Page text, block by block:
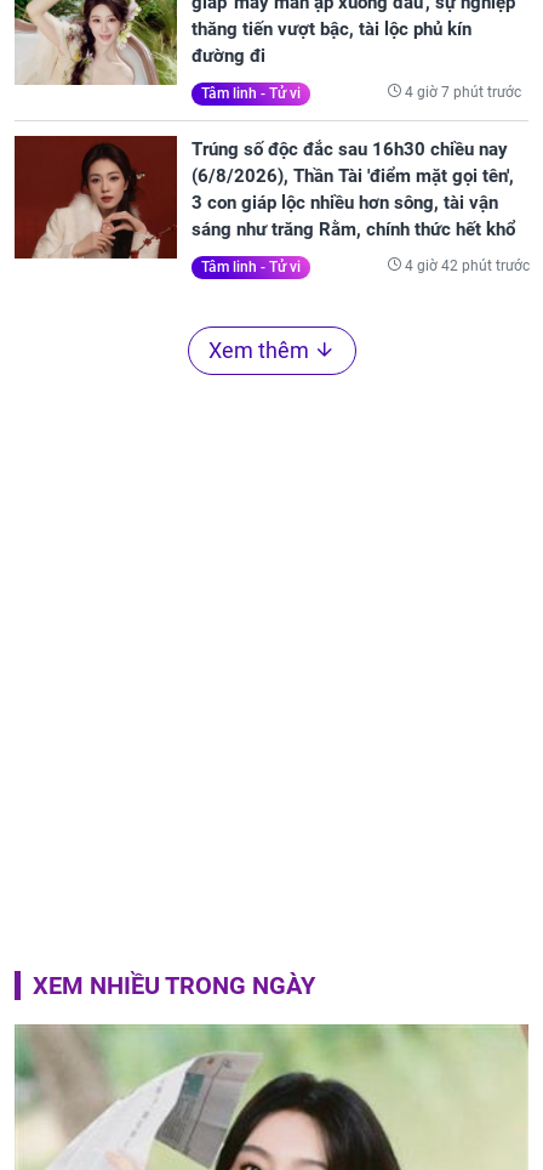
thăng tiến vượt bậc, tài lộc phủ kín
đường đi
Tâm linh - Tử vi 4 giờ 7 phút trước
Trúng số độc đắc sau 16h30 chiều nay
(6/8/2026), Thần Tài 'điểm mặt gọi tên',
3 con giáp lộc nhiều hơn sông, tài vận
sáng như trăng Rằm, chính thức hết khổ
Tâm linh - Tử vi 4 giờ 42 phút trước
Xem thêm
XEM NHIỀU TRONG NGÀY